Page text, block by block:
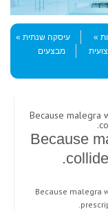
עיסקה שנתית
מבצעים
> Because
Because
Because malegra